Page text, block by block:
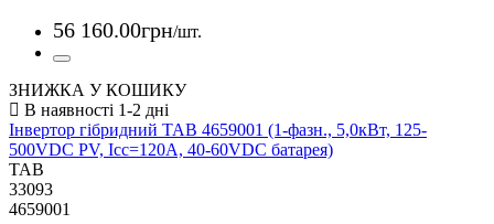
56 160.00грн/шт.
ЗНИЖКА У КОШИКУ
Інвертор гібридний TAB 4659001 (1-фазн., 5,0кВт, 125-
500VDC PV, Icc=120A, 40-60VDC батарея)
TAB
33093
4659001